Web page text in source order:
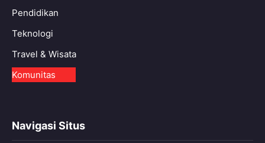
Pendidikan
Teknologi
Travel & Wisata
Komunitas
Navigasi Situs